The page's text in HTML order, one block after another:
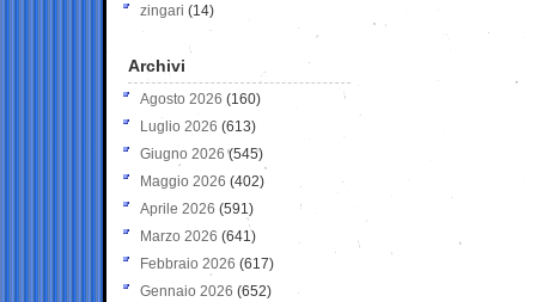
zingari (14)
Archivi
Agosto 2026 (160)
Luglio 2026 (613)
Giugno 2026 (545)
Maggio 2026 (402)
Aprile 2026 (591)
Marzo 2026 (641)
Febbraio 2026 (617)
Gennaio 2026 (652)